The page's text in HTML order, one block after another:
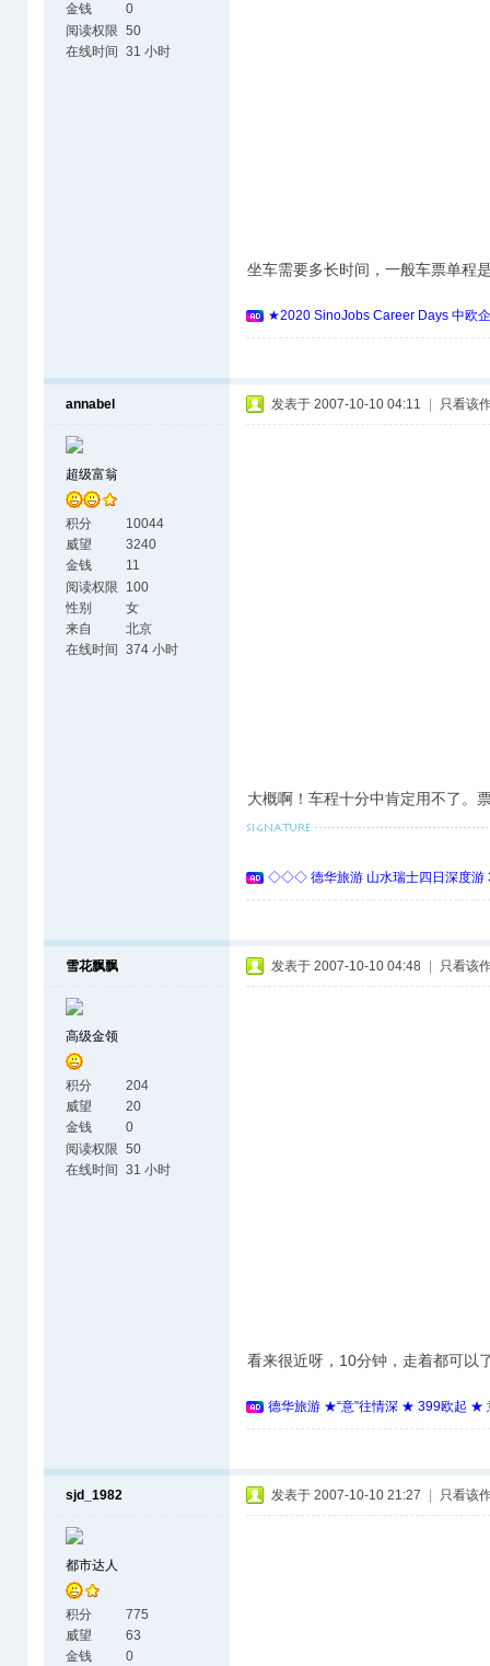
金钱
0
阅读权限 50
在线时间 31 小时
坐车需要多长时间，一般车票单程
★2020 SinoJobs Career Days 中欧
annabel
超级富翁
积分
10044
威望
3240
金钱
11
阅读权限
100
性别
女
来自
北京
在线时间
374 小时
发表于 2007-10-10 04:11 只看该
大概啊！车程十分中肯定用不了。
◇◇◇ 德华旅游 山水瑞士四日深度
雪花飘飘
高级金领
积分
204
威望
20
金钱
0
阅读权限 50
在线时间 31 小时
发表于 2007-10-10 04:48 只看该
看来很近呀，10分钟，走着都可以
德华旅游 ★“意”往情深 ★ 399欧起 ★
sjd_1982
都市达人
积分
775
威望
63
金钱
0
发表于 2007-10-10 21:27 只看该